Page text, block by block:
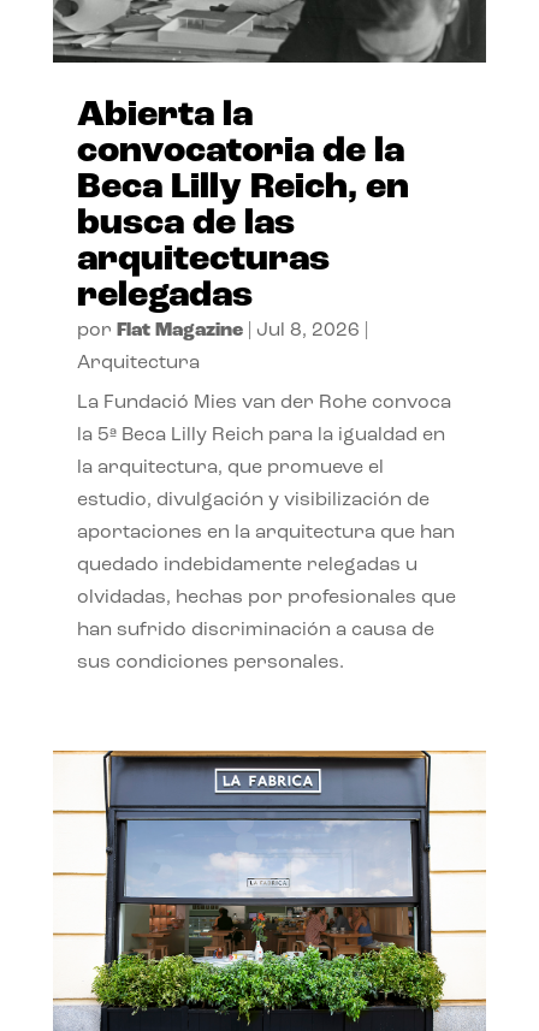
Abierta la
convocatoria de la
Beca Lilly Reich, en
busca de las
arquitecturas
relegadas
por Flat Magazine| Jul 8, 2026
Arquitectura
La Fundació Mies van der Rohe convoca
la 5ª Beca Lilly Reich para la igualdad en
la arquitectura, que promueve el
estudio, divulgación y visibilización de
aportaciones en la arquitectura que han
quedado indebidamente relegadas u
olvidadas, hechas por profesionales que
han sufrido discriminación a causa de
sus condiciones personales.